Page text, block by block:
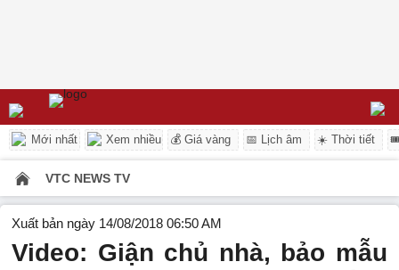
Mới nhất Xem nhiều 💰 Giá vàng 📅 Lịch âm ☀️ Thời tiết
VTC NEWS TV
Xuất bản ngày 14/08/2018 06:50 AM
Video: Giận chủ nhà, bảo mẫu